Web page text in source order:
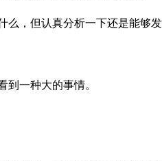
，但认真分析一下还是能够发
一种大的事情。